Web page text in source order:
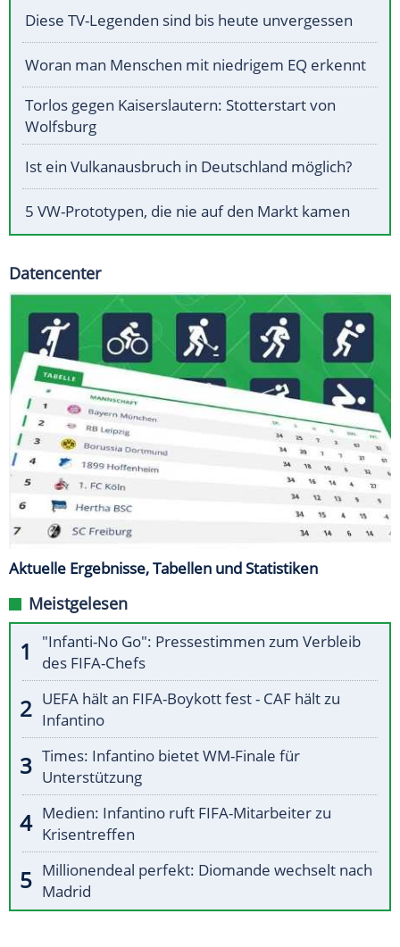
Diese TV-Legenden sind bis heute unvergessen
Woran man Menschen mit niedrigem EQ erkennt
Torlos gegen Kaiserslautern: Stotterstart von
Wolfsburg
Ist ein Vulkanausbruch in Deutschland möglich?
5 VW-Prototypen, die nie auf den Markt kamen
Datencenter
Aktuelle Ergebnisse, Tabellen und Statistiken
Meistgelesen
"Infanti-No Go": Pressestimmen zum Verbleib
des FIFA-Chefs
UEFA hält an FIFA-Boykott fest - CAF hält zu
Infantino
Times: Infantino bietet WM-Finale für
Unterstützung
Medien: Infantino ruft FIFA-Mitarbeiter zu
Krisentreffen
Millionendeal perfekt: Diomande wechselt nach
Madrid